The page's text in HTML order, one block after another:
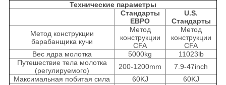
Технические параметры
Стандарты
ЕВРО
U.S.
Стандарты
Метод конструкции
барабанщика кучи
Метод
конструкции
CFA
Метод
конструкции
CFA
Вес ядра молотка
5000kg
11023lb
Путешествие тела молотка
(регулируемого)
200-1200mm
7.9-47inch
Максимальная побитая сила
60KJ
60KJ